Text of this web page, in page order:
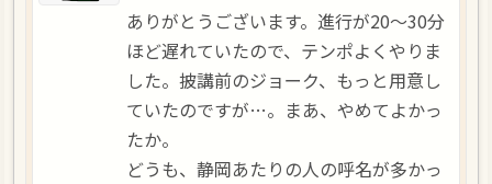
ありがとうございます。進行が20～30分
ほど遅れていたので、テンポよくやりま
した。披講前のジョーク、もっと用意し
ていたのですが…。まあ、やめてよかっ
たか。
どうも、静岡あたりの人の呼名が多かっ